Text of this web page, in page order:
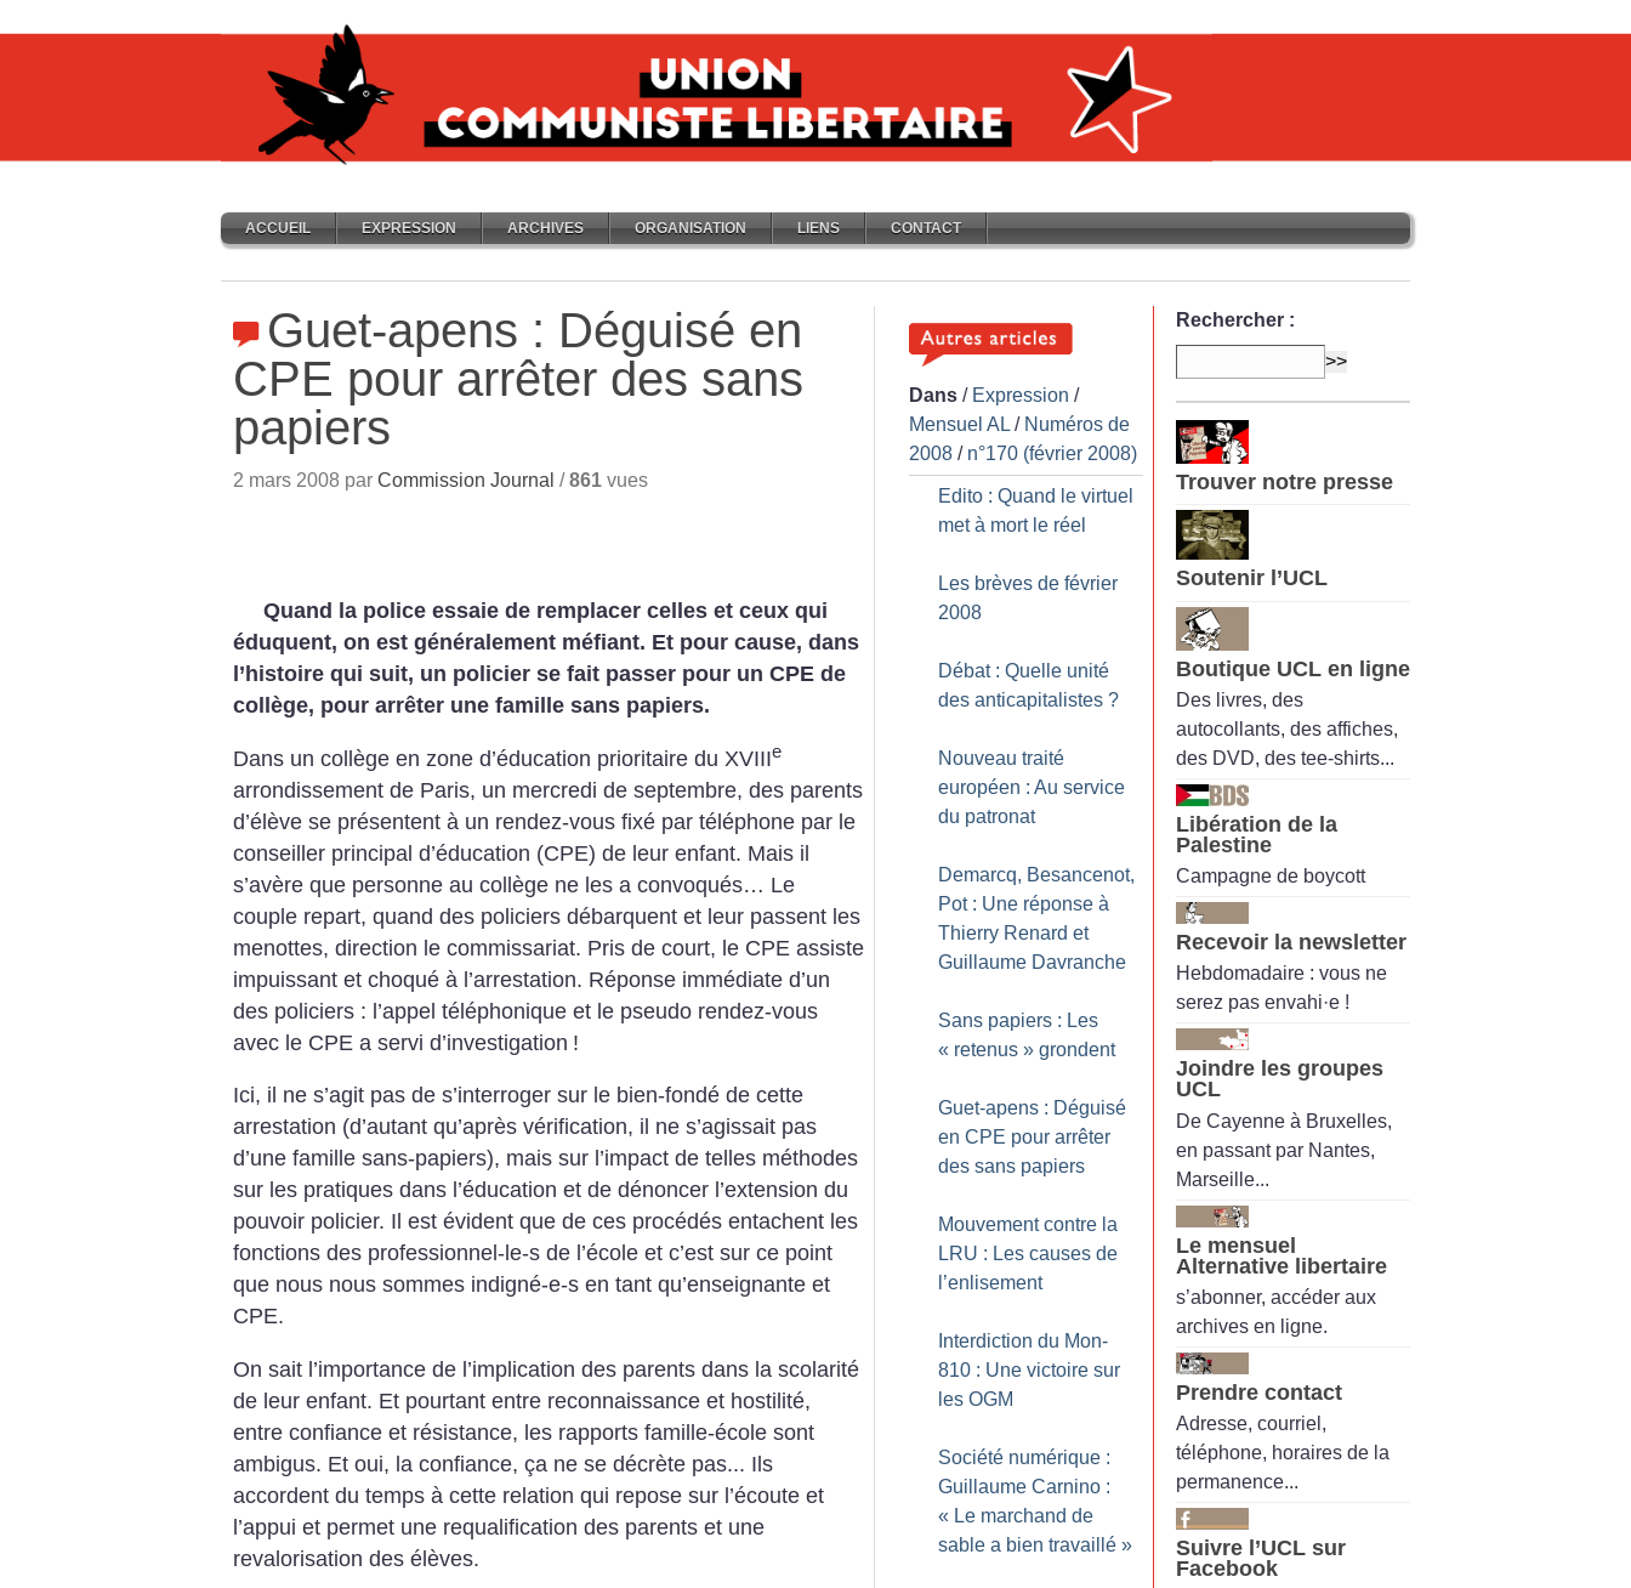
ACCUEIL EXPRESSION ARCHIVES ORGANISATION LIENS CONTACT
Guet-apens : Déguisé en
CPE pour arrêter des sans
papiers
2 mars 2008 par Commission Journal /861 vues
Quand la police essaie de remplacer celles et ceux qui
éduquent, on est généralement méfiant. Et pour cause, dans
l’histoire qui suit, un policier se fait passer pour un CPE de
collège, pour arrêter une famille sans papiers.
Dans un collège en zone d’éducation prioritaire du XVIIIe
arrondissement de Paris, un mercredi de septembre, des parents
d’élève se présentent à un rendez-vous fixé par téléphone par le
conseiller principal d’éducation (CPE) de leur enfant. Mais il
s’avère que personne au collège ne les a convoqués… Le
couple repart, quand des policiers débarquent et leur passent les
menottes, direction le commissariat. Pris de court, le CPE assiste
impuissant et choqué à l’arrestation. Réponse immédiate d’un
des policiers : l’appel téléphonique et le pseudo rendez-vous
avec le CPE a servi d’investigation !
Ici, il ne s’agit pas de s’interroger sur le bien-fondé de cette
arrestation (d’autant qu’après vérification, il ne s’agissait pas
d’une famille sans-papiers), mais sur l’impact de telles méthodes
sur les pratiques dans l’éducation et de dénoncer l’extension du
pouvoir policier. Il est évident que de ces procédés entachent les
fonctions des professionnel-le-s de l’école et c’est sur ce point
que nous nous sommes indigné-e-s en tant qu’enseignante et
CPE.
On sait l’importance de l’implication des parents dans la scolarité
de leur enfant. Et pourtant entre reconnaissance et hostilité,
entre confiance et résistance, les rapports famille-école sont
ambigus. Et oui, la confiance, ça ne se décrète pas... Ils
accordent du temps à cette relation qui repose sur l’écoute et
l’appui et permet une requalification des parents et une
revalorisation des élèves.
Dans / Expression /
Mensuel AL / Numéros de
2008 / n°170 (février 2008)
Edito : Quand le virtuel
met à mort le réel
Les brèves de février
2008
Débat : Quelle unité
des anticapitalistes ?
Nouveau traité
européen : Au service
du patronat
Demarcq, Besancenot,
Pot : Une réponse à
Thierry Renard et
Guillaume Davranche
Sans papiers : Les
« retenus » grondent
Guet-apens : Déguisé
en CPE pour arrêter
des sans papiers
Mouvement contre la
LRU : Les causes de
l’enlisement
Interdiction du Mon-
810 : Une victoire sur
les OGM
Société numérique :
Guillaume Carnino :
« Le marchand de
sable a bien travaillé »
Rechercher :
Trouver notre presse
Soutenir l’UCL
Boutique UCL en ligne
Des livres, des
autocollants, des affiches,
des DVD, des tee-shirts...
Libération de la
Palestine
Campagne de boycott
Recevoir la newsletter
Hebdomadaire : vous ne
serez pas envahi·e !
Joindre les groupes
UCL
De Cayenne à Bruxelles,
en passant par Nantes,
Marseille...
Le mensuel
Alternative libertaire
s’abonner, accéder aux
archives en ligne.
Prendre contact
Adresse, courriel,
téléphone, horaires de la
permanence...
Suivre l’UCL sur
Facebook